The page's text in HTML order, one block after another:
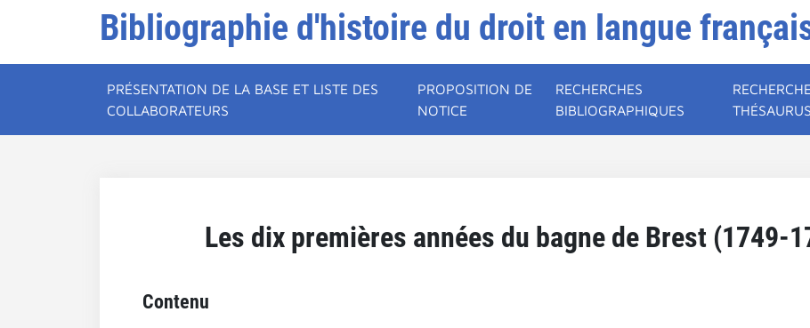
Bibliographie d'histoire du droit en langue
PRÉSENTATION DE LA BASE ET LISTE DES
COLLABORATEURS
PROPOSITION DE
NOTICE
RECHERCHES
BIBLIOGRAPHIQUES
THÉSAURUS
Les dix premières années du bagne de Brest (1749-
Contenu